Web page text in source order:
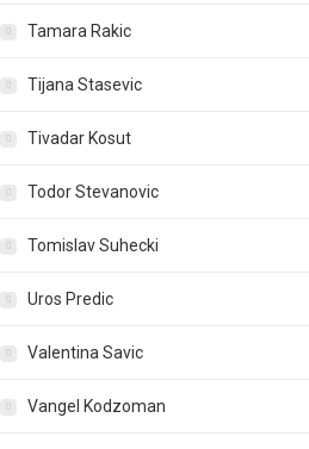
Tamara Rakic
Tijana Stasevic
Tivadar Kosut
Todor Stevanovic
Tomislav Suhecki
Uros Predic
Valentina Savic
Vangel Kodzoman